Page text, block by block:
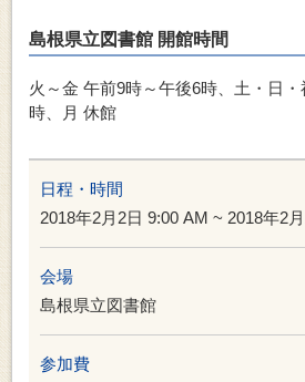
島根県立図書館 開館時間
火～金 午前9時～午後6時、土・日
時、月 休館
日程・時間
2018年2月2日 9:00 AM ~ 2018年2
会場
島根県立図書館
参加費